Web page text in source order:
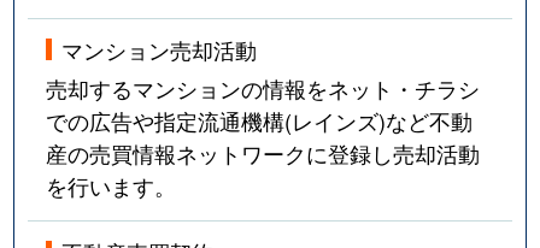
マンション売却活動
売却するマンションの情報をネット・チラシ
での広告や指定流通機構(レインズ)など不動
産の売買情報ネットワークに登録し売却活動
を行います。